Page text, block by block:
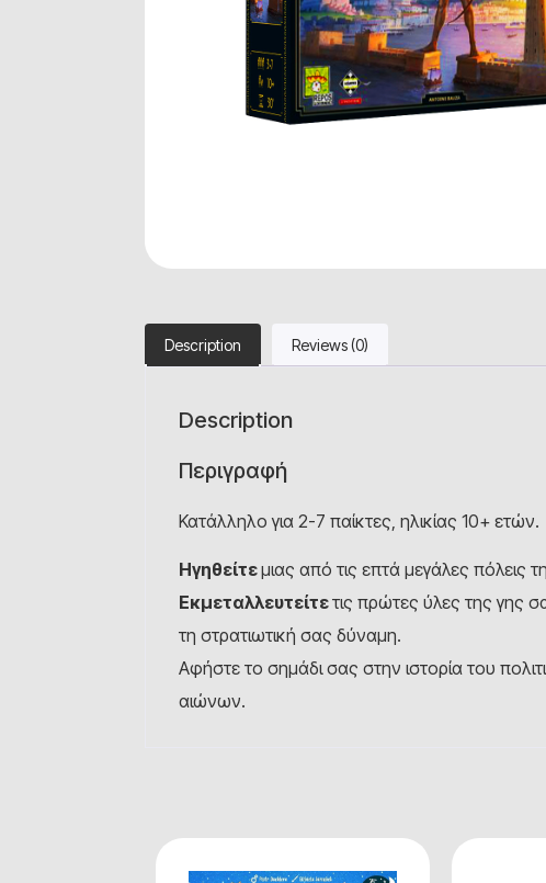
Description Reviews (0)
Description
Περιγραφή
Κατάλληλο για 2-7 παίκτες, ηλικίας 10+ ετών.
Ηγηθείτεμιας από τις επτά μεγάλες πόλεις
Εκμεταλλευτείτετις πρώτες ύλες της γης
τη στρατιωτική σας δύναμη.
Αφήστε το σημάδι σας στην ιστορία του
αιώνων.